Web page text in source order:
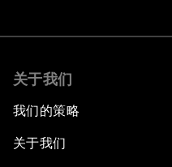
关于我们
我们的策略
关于我们